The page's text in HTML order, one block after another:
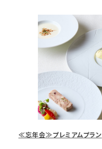
≪忘年会≫プレミアムプラン